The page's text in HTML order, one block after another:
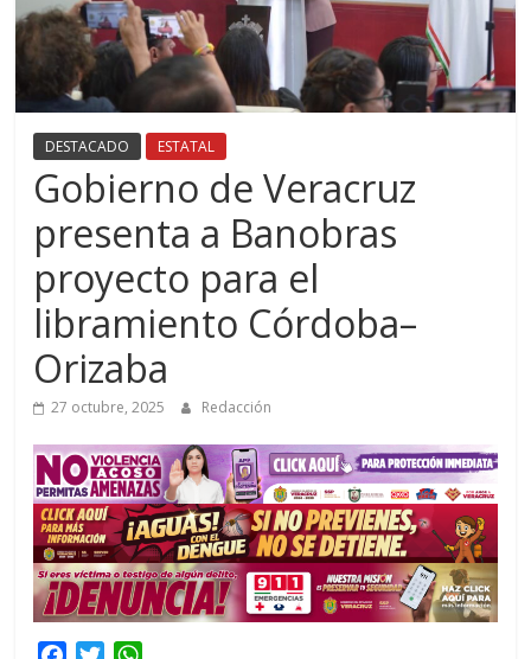
DESTACADO ESTATAL
Gobierno de Veracruz
presenta a Banobras
proyecto para el
libramiento Córdoba–
Orizaba
27 octubre, 2025 Redacción